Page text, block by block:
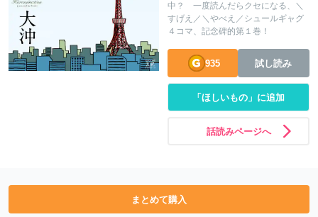
中？ 一度読んだらクセになる、＼
すげえ／＼やべえ／シュールギャグ
４コマ、記念碑的第１巻！
935 試し読み
「ほしいもの」に追加
話読みページへ
まとめて購入